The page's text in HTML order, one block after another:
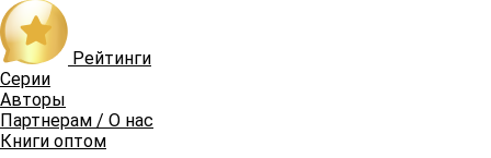
Рейтинги
Серии
Авторы
Партнерам / О нас
Книги оптом